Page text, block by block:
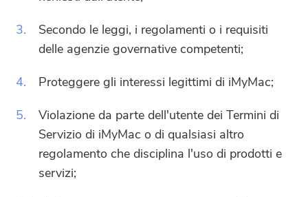
3.
Secondo le leggi, i regolamenti o i requisiti
delle agenzie governative competenti;
4.
Proteggere gli interessi legittimi di iMyMac;
5.
Violazione da parte dell'utente dei Termini di
Servizio di iMyMac o di qualsiasi altro
regolamento che disciplina l'uso di prodotti e
servizi;